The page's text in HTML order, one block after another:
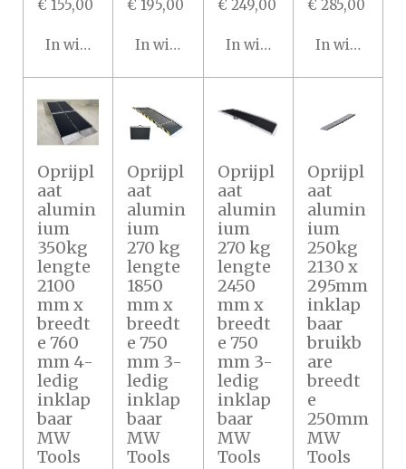
€ 155,00
In winkelwagen
€ 195,00
In winkelwagen
€ 249,00
In winkelwagen
€ 285,00
In
Oprijpl
aat
alumin
ium
350kg
lengte
2100
mm x
breedt
e 760
mm 4-
ledig
inklap
baar
MW
Tools
Oprijpl
aat
alumin
ium
270 kg
lengte
1850
mm x
breedt
e 750
mm 3-
ledig
inklap
baar
MW
Tools
Oprijpl
aat
alumin
ium
270 kg
lengte
2450
mm x
breedt
e 750
mm 3-
ledig
inklap
baar
MW
Tools
Oprijpl
aat
alumin
ium
250kg
2130 x
295mm
inklap
baar
bruikb
are
breedt
e
250mm
MW
Tools